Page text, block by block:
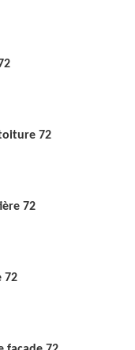
72
72
72